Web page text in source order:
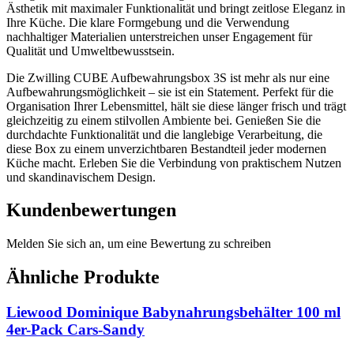
Ästhetik mit maximaler Funktionalität und bringt zeitlose Eleganz in
Ihre Küche. Die klare Formgebung und die Verwendung
nachhaltiger Materialien unterstreichen unser Engagement für
Qualität und Umweltbewusstsein.
Die Zwilling CUBE Aufbewahrungsbox 3S ist mehr als nur eine
Aufbewahrungsmöglichkeit – sie ist ein Statement. Perfekt für die
Organisation Ihrer Lebensmittel, hält sie diese länger frisch und trägt
gleichzeitig zu einem stilvollen Ambiente bei. Genießen Sie die
durchdachte Funktionalität und die langlebige Verarbeitung, die
diese Box zu einem unverzichtbaren Bestandteil jeder modernen
Küche macht. Erleben Sie die Verbindung von praktischem Nutzen
und skandinavischem Design.
Kundenbewertungen
Melden Sie sich an, um eine Bewertung zu schreiben
Ähnliche Produkte
Liewood Dominique Babynahrungsbehälter 100 ml
4er-Pack Cars-Sandy